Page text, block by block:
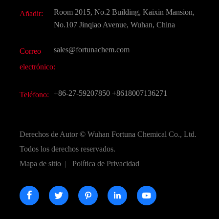
Sabores y fragancias
CAS químico
Todos los productos químicos finos
Preguntas frecuentes (FAQ)
Añadir:
Room 2015, No.2 Building, Kaixin Mansion,
No.107 Jinqiao Avenue, Wuhan, China
Correo
electrónico:
sales@fortunachem.com
Teléfono: +86-27-59207850 +8618007136271
Derechos de Autor © Wuhan Fortuna Chemical Co., Ltd.
Todos los derechos reservados.
Mapa de sitio | Política de Privacidad
    